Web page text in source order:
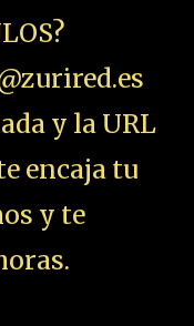
y la URL
encaja tu
y te